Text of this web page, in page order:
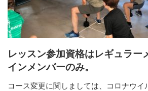
レッスン参加資格はレギュラー
インメンバーのみ。
コース変更に関しましては、コロナウイ